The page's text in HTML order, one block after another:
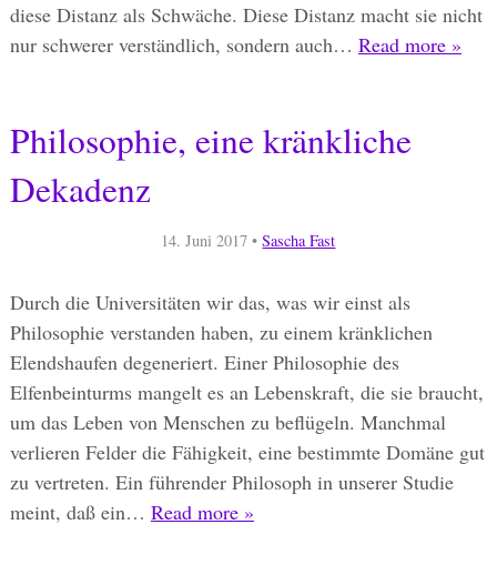
diese Distanz als Schwäche. Diese Distanz macht sie nicht
nur schwerer verständlich, sondern auch… Read more »
Philosophie, eine kränkliche
Dekadenz
14. Juni 2017 •Sascha Fast
Durch die Universitäten wir das, was wir einst als
Philosophie verstanden haben, zu einem kränklichen
Elendshaufen degeneriert. Einer Philosophie des
Elfenbeinturms mangelt es an Lebenskraft, die sie braucht,
um das Leben von Menschen zu beflügeln. Manchmal
verlieren Felder die Fähigkeit, eine bestimmte Domäne gut
zu vertreten. Ein führender Philosoph in unserer Studie
meint, daß ein… Read more »